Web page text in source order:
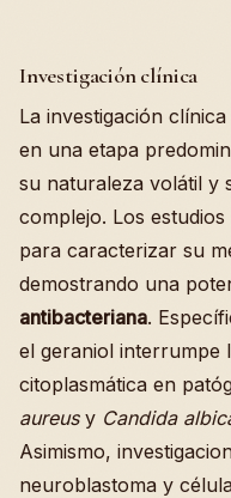
Investigación clínica
La investigación
en una etapa
su naturaleza volátil y
complejo. Los estudios
para caracterizar su
demostrando una
antibacteriana.
el geraniol interrumpe
citoplasmática en
aureusy Candida
Asimismo,
neuroblastoma y